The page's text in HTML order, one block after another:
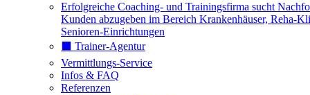
Erfolgreiche Coaching- und Trainingsfirma sucht
Kunden abzugeben im Bereich Krankenhäuser, Reha-
Senioren-Einrichtungen
⬛️ Trainer-Agentur
Vermittlungs-Service
Infos & FAQ
Referenzen